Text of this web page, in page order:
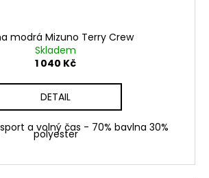
modrá Mizuno Terry Crew
Skladem
1 040 Kč
DETAIL
a volný čas - 70% bavlna 30%
polyester